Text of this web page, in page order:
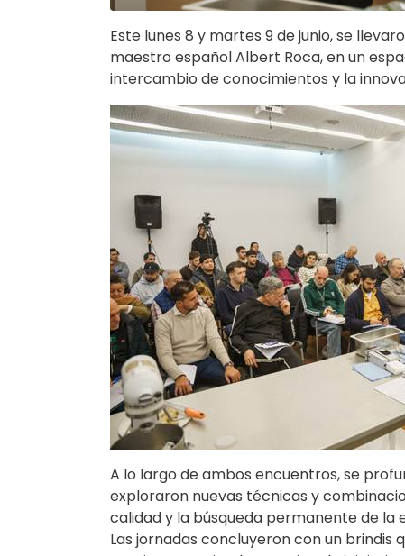
Este lunes 8 y martes 9 de junio, se
maestro español Albert Roca, en un
intercambio de conocimientos y la
A lo largo de ambos encuentros, se
exploraron nuevas técnicas y
calidad y la búsqueda permanente de
Las jornadas concluyeron con un